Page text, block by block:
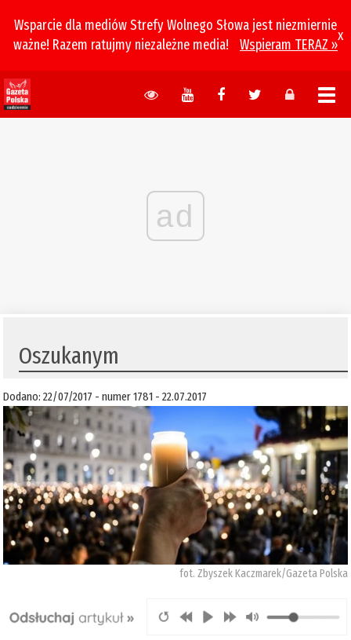
Wsparcie dla mediów Strefy Wolnego Słowa jest niezmiernie
ważne! Razem ratujmy niezależne media!
Wspieram TERAZ »
x
ad
​Oszukanym
Dodano: 22/07/2017 - numer 1781 - 22.07.2017
fot. Zbyszek Kaczmarek/Gazeta Polska